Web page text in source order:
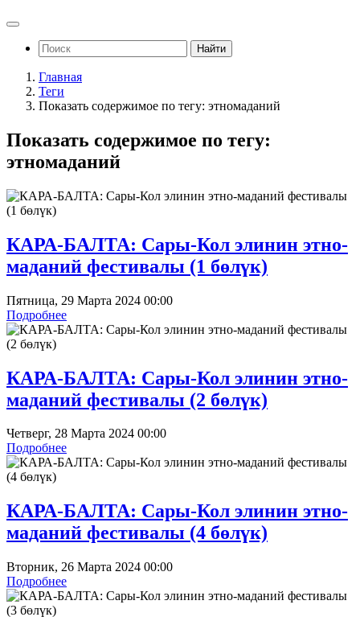
Найти
Главная
Теги
Показать содержимое по тегу: этномаданий
Показать содержимое по тегу:
этномаданий
КАРА-БАЛТА: Сары-Кол элинин этно-
маданий фестивалы (1 бөлүк)
Пятница, 29 Марта 2024 00:00
Подробнее
КАРА-БАЛТА: Сары-Кол элинин этно-
маданий фестивалы (2 бөлүк)
Четверг, 28 Марта 2024 00:00
Подробнее
КАРА-БАЛТА: Сары-Кол элинин этно-
маданий фестивалы (4 бөлүк)
Вторник, 26 Марта 2024 00:00
Подробнее